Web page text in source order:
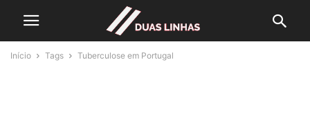
Início Tags Tuberculose em Portugal